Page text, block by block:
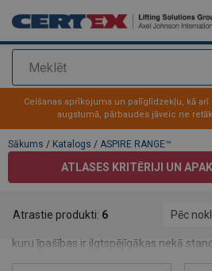
Meklēt
Pievienots jūsu pasūtījumam
Celšanas aprīkojuma un palīglīdzekļu, kā
augstumā, pārbaudes jāveic ne
Sākums / Katalogs / ASPIRE RANGE™
ATLASES KRITĒRIJI UN
Lifting Solutions grupas Aspire range™
kuru īpašības ir ilgtspējīgākas nekā
Atrastie produkti: 6 Pēc